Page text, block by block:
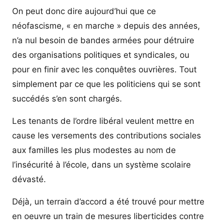
On peut donc dire aujourd’hui que ce
néofascisme, « en marche » depuis des années,
n’a nul besoin de bandes armées pour détruire
des organisations politiques et syndicales, ou
pour en finir avec les conquêtes ouvrières. Tout
simplement par ce que les politiciens qui se sont
succédés s’en sont chargés.
Les tenants de l’ordre libéral veulent mettre en
cause les versements des contributions sociales
aux familles les plus modestes au nom de
l’insécurité à l’école, dans un système scolaire
dévasté.
Déjà, un terrain d’accord a été trouvé pour mettre
en oeuvre un train de mesures liberticides contre